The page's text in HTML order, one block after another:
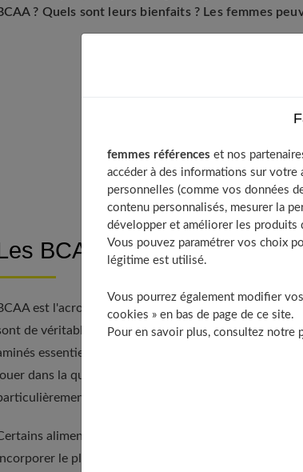
? Quels sont leurs bienfaits ? Les femmes
Les BCAA,
À
BCAA, c’est quoi ?
est l'acronyme de « Branch Chain Amino Acids
de véritables alliés polyvalents pour les muscles.
essentiels : la leucine, l'isoleucine et la valine.
dans la qualité des muscles et ils constituent une
utile lors d'une séance
aliments sont particulièrement riches en
le plus possible à son alimentation. Cela
femmes références et nos
accéder à des informations sur
personnelles (comme vos données
contenu personnalisés, mesurer la
développer et améliorer les produits
Vous pouvez paramétrer vos choix
légitime est utilisé.
Vous pourrez également modifier
cookies » en bas de page de ce site.
Pour en savoir plus, consultez notre